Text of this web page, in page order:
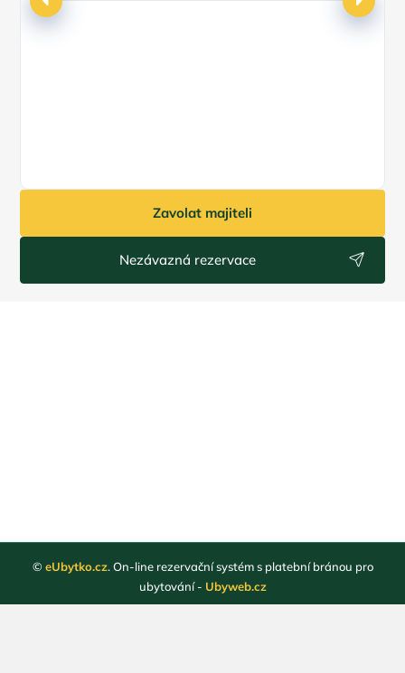
Zavolat majiteli
Nezávazná rezervace
© eUbytko.cz. On-line rezervační systém s platební bránou pro
ubytování - Ubyweb.cz